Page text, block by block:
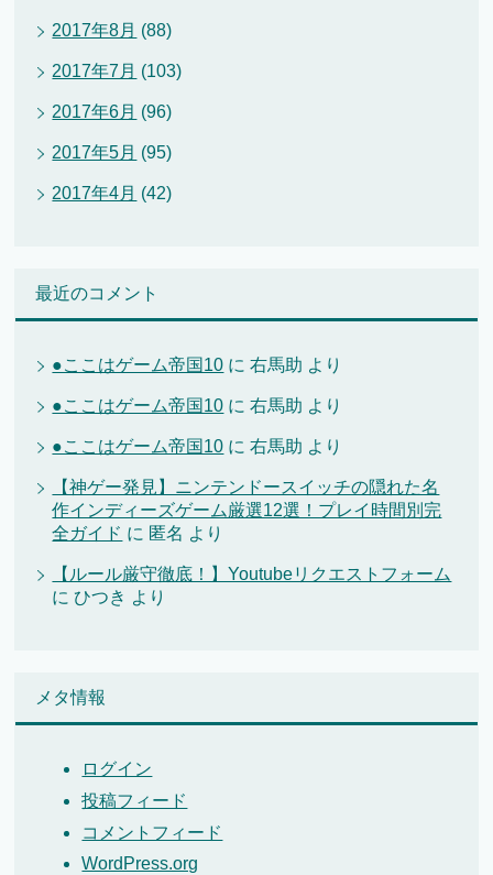
2017年8月 (88)
2017年7月 (103)
2017年6月 (96)
2017年5月 (95)
2017年4月 (42)
最近のコメント
●ここはゲーム帝国10 に右馬助 より
●ここはゲーム帝国10 に右馬助 より
●ここはゲーム帝国10 に右馬助 より
【神ゲー発見】ニンテンドースイッチの隠れた名
作インディーズゲーム厳選12選！プレイ時間別完
全ガイド に 匿名 より
【ルール厳守徹底！】Youtubeリクエストフォーム
にひつき より
メタ情報
ログイン
投稿フィード
コメントフィード
WordPress.org